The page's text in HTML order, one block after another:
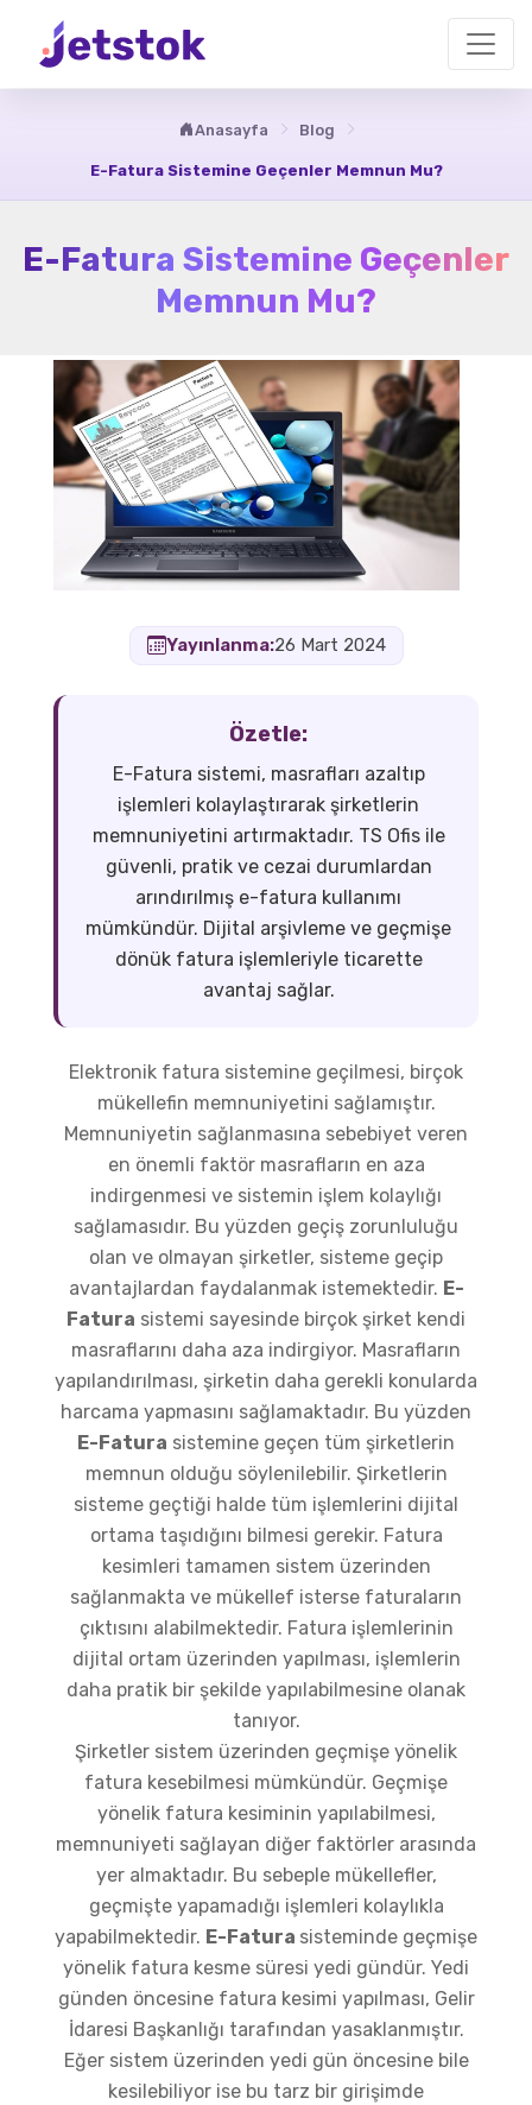
Anasayfa Blog
E-Fatura Sistemine Geçenler Memnun Mu?
E-Fatura Sistemine Geçenler
Memnun Mu?
Yayınlanma:26 Mart 2024
Özetle:
E-Fatura sistemi, masrafları azaltıp
işlemleri kolaylaştırarak şirketlerin
memnuniyetini artırmaktadır. TS Ofis ile
güvenli, pratik ve cezai durumlardan
arındırılmış e-fatura kullanımı
mümkündür. Dijital arşivleme ve geçmişe
dönük fatura işlemleriyle ticarette
avantaj sağlar.
Elektronik fatura sistemine geçilmesi, birçok
mükellefin memnuniyetini sağlamıştır.
Memnuniyetin sağlanmasına sebebiyet veren
en önemli faktör masrafların en aza
indirgenmesi ve sistemin işlem kolaylığı
sağlamasıdır. Bu yüzden geçiş zorunluluğu
olan ve olmayan şirketler, sisteme geçip
avantajlardan faydalanmak istemektedir. E-
Fatura sistemi sayesinde birçok şirket kendi
masraflarını daha aza indirgiyor. Masrafların
yapılandırılması, şirketin daha gerekli konularda
harcama yapmasını sağlamaktadır. Bu yüzden
E-Fatura sistemine geçen tüm şirketlerin
memnun olduğu söylenilebilir. Şirketlerin
sisteme geçtiği halde tüm işlemlerini dijital
ortama taşıdığını bilmesi gerekir. Fatura
kesimleri tamamen sistem üzerinden
sağlanmakta ve mükellef isterse faturaların
çıktısını alabilmektedir. Fatura işlemlerinin
dijital ortam üzerinden yapılması, işlemlerin
daha pratik bir şekilde yapılabilmesine olanak
tanıyor.
Şirketler sistem üzerinden geçmişe yönelik
fatura kesebilmesi mümkündür. Geçmişe
yönelik fatura kesiminin yapılabilmesi,
memnuniyeti sağlayan diğer faktörler arasında
yer almaktadır. Bu sebeple mükellefler,
geçmişte yapamadığı işlemleri kolaylıkla
yapabilmektedir. E-Fatura sisteminde geçmişe
yönelik fatura kesme süresi yedi gündür. Yedi
günden öncesine fatura kesimi yapılması, Gelir
İdaresi Başkanlığı tarafından yasaklanmıştır.
Eğer sistem üzerinden yedi gün öncesine bile
kesilebiliyor ise bu tarz bir girişimde